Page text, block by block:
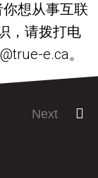
想从事互联
，请拨打电
e.ca。
Next